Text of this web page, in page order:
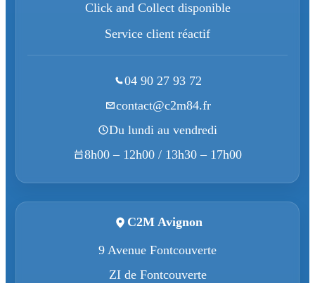
Click and Collect disponible
Service client réactif
04 90 27 93 72
contact@c2m84.fr
Du lundi au vendredi
8h00 – 12h00 / 13h30 – 17h00
C2M Avignon
9 Avenue Fontcouverte
ZI de Fontcouverte